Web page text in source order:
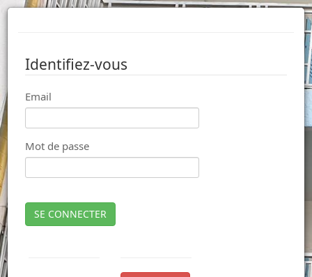
Identifiez-vous
Email
Mot de passe
SE CONNECTER